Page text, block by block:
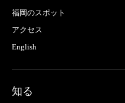
福岡のスポット
アクセス
English
知る